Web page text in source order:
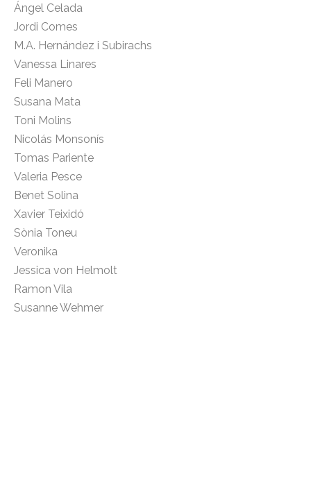
Ángel Celada
Jordi Comes
M.A. Hernández i Subirachs
Vanessa Linares
Feli Manero
Susana Mata
Toni Molins
Nicolás Monsonís
Tomas Pariente
Valeria Pesce
Benet Solina
Xavier Teixidó
Sònia Toneu
Veronika
Jessica von Helmolt
Ramon Vila
Susanne Wehmer